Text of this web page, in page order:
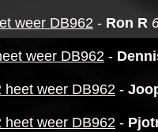
weer DB962 - Ron R
weer DB962 -
heet weer DB962 -
heet weer DB962 -